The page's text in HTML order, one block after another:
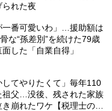
れた夜
一番可愛いわ」…援助額は
な“孫差別”を続けた79歳
した「自業自得」
してやりたくて」毎年110
祖父…没後、残された家族
崩れたワケ【税理士の助